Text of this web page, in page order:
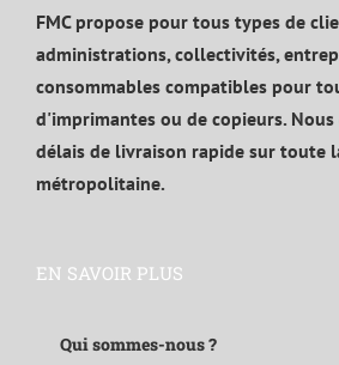
FMC propose pour tous types de
administrations, collectivités,
consommables compatibles pour
d'imprimantes ou de copieurs.
délais de livraison rapide sur toute
métropolitaine.
EN SAVOIR PLUS
Qui sommes-nous ?